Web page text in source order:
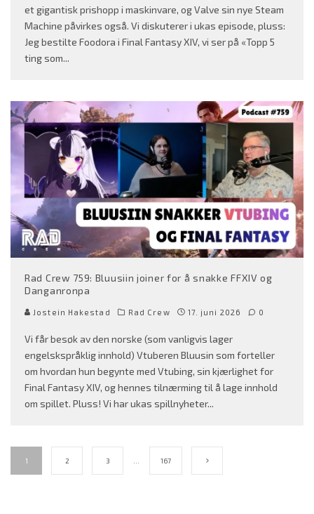
et gigantisk prishopp i maskinvare, og Valve sin nye Steam
Machine påvirkes også. Vi diskuterer i ukas episode, pluss:
Jeg bestilte Foodora i Final Fantasy XIV, vi ser på «Topp 5
ting som...
Rad Crew 759: Bluusiin joiner for å snakke FFXIV og
Danganronpa
Jostein Hakestad Rad Crew 17. juni 2026 0
Vi får besøk av den norske (som vanligvis lager
engelskspråklig innhold) Vtuberen Bluusin som forteller
om hvordan hun begynte med Vtubing, sin kjærlighet for
Final Fantasy XIV, og hennes tilnærming til å lage innhold
om spillet. Pluss! Vi har ukas spillnyheter...
1 2 3 167